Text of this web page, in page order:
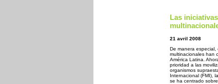
Las
21 avril 2008
De manera especial,
multinacionales han
América Latina.
prioridad a las
organismos
Internacional (FMI),
se ha centrado